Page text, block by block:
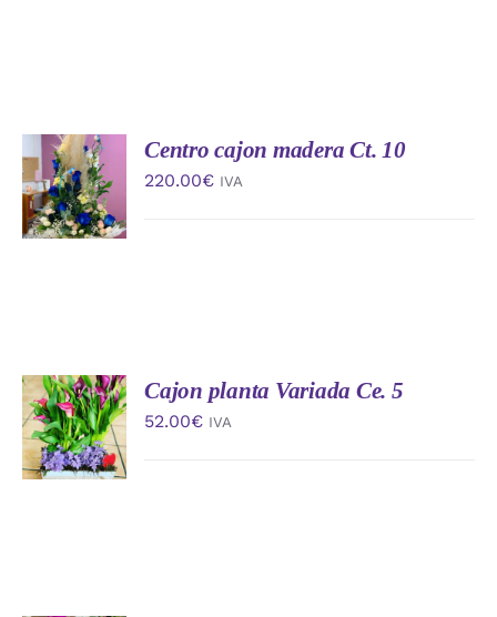
AÑADIR
AL
CARRITO
/
DETALLES
Centro cajon madera Ct. 10
220.00€ IVA
AÑADIR
AL
CARRITO
/
DETALLES
Cajon planta Variada Ce. 5
52.00€ IVA